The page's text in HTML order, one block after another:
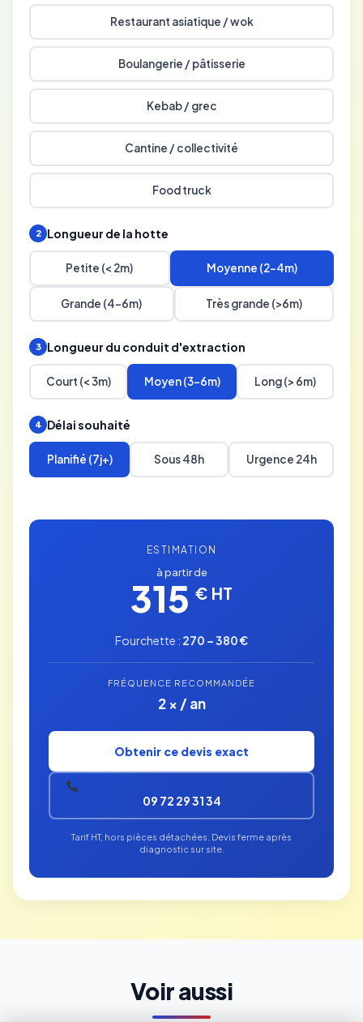
Restaurant asiatique / wok
Boulangerie / pâtisserie
Kebab / grec
Cantine / collectivité
Food truck
2 Longueur de la hotte
Petite (< 2m) Moyenne (2-4m)
Grande (4-6m) Très grande (>6m)
3 Longueur du conduit d'extraction
Court (< 3m) Moyen (3-6m) Long (> 6m)
4 Délai souhaité
Planifié (7j+) Sous 48h Urgence 24h
ESTIMATION
à partir de
315 € HT
Fourchette : 270 – 380 €
FRÉQUENCE RECOMMANDÉE
2 × / an
Obtenir ce devis exact
09 72 29 31 34
Tarif HT, hors pièces détachées. Devis ferme après
diagnostic sur site.
Voir aussi